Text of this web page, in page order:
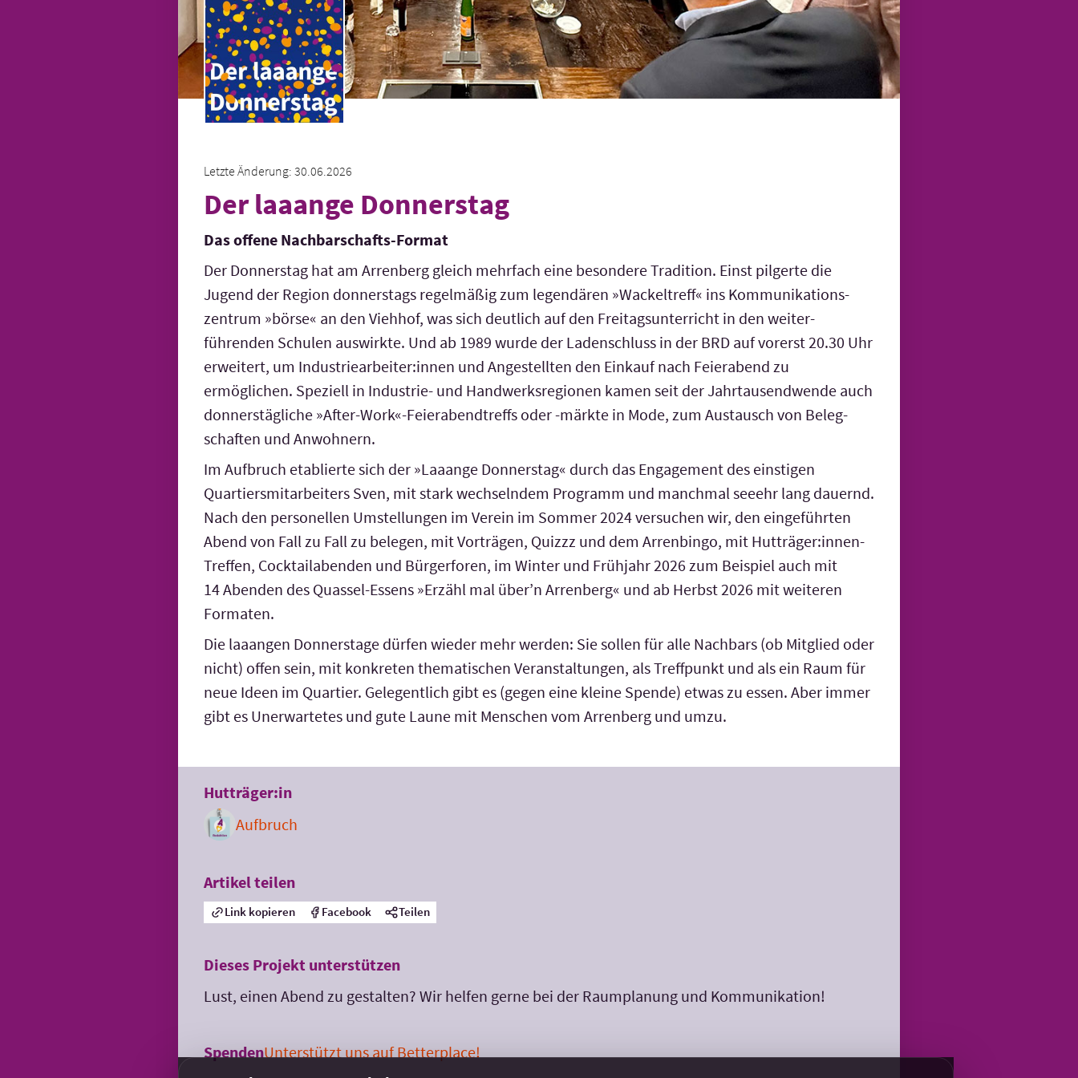
Letzte Änderung: 30.06.2026
Der laaange Donnerstag
Das offene Nachbarschafts-Format
Der Donnerstag hat am Arrenberg gleich mehrfach eine besondere Tradition. Einst pilgerte die
Jugend der Region donnerstags regelmäßig zum legendären »Wackeltreff« ins Kommuni­kations­
zentrum »börse« an den Viehhof, was sich deutlich auf den Freitags­unterricht in den weiter­
führenden Schulen auswirkte. Und ab 1989 wurde der Laden­schluss in der BRD auf vorerst 20.30 Uhr
erweitert, um Industrie­arbeiter:innen und Angestellten den Einkauf nach Feierabend zu
ermöglichen. Speziell in Industrie- und Handwerks­regionen kamen seit der Jahr­tausend­wende auch
donners­tägliche »After-Work«-Feier­abend­treffs oder -märkte in Mode, zum Austausch von Beleg­
schaften und Anwohnern.
Im Aufbruch etablierte sich der »Laaange Donnerstag« durch das Engagement des einstigen
Quartiers­mit­arbeiters Sven, mit stark wechselndem Programm und manchmal seeehr lang dauernd.
Nach den personellen Umstellungen im Verein im Sommer 2024 versuchen wir, den einge­führten
Abend von Fall zu Fall zu belegen, mit Vorträgen, Quizzz und dem Arrenbingo, mit Hut­träger:innen-
Treffen, Cocktail­abenden und Bürgerforen, im Winter und Frühjahr 2026 zum Beispiel auch mit
14 Abenden des Quassel-Essens »Erzähl mal über’n Arren­berg« und ab Herbst 2026 mit weiteren
Formaten.
Die laaangen Donners­tage dürfen wieder mehr werden: Sie sollen für alle Nachbars (ob Mitglied oder
nicht) offen sein, mit konkreten thema­tischen Veranstal­tungen, als Treffpunkt und als ein Raum für
neue Ideen im Quartier. Gelegentlich gibt es (gegen eine kleine Spende) etwas zu essen. Aber immer
gibt es Uner­wartetes und gute Laune mit Menschen vom Arrenberg und umzu.
Hutträger:in
Aufbruch
Artikel teilen
Link kopieren Facebook Teilen
Dieses Projekt unterstützen
Lust, einen Abend zu gestalten? Wir helfen gerne bei der Raumplanung und Kommunikation!
SpendenUnterstützt uns auf Betterplace!